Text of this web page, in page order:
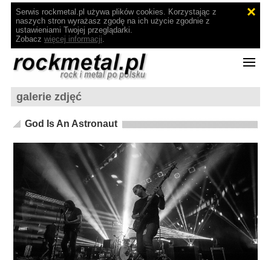
Serwis rockmetal.pl używa plików cookies. Korzystając z
naszych stron wyrażasz zgodę na ich użycie zgodnie z
ustawieniami Twojej przeglądarki.
Zobacz więcej informacji.
galerie zdjęć
God Is An Astronaut